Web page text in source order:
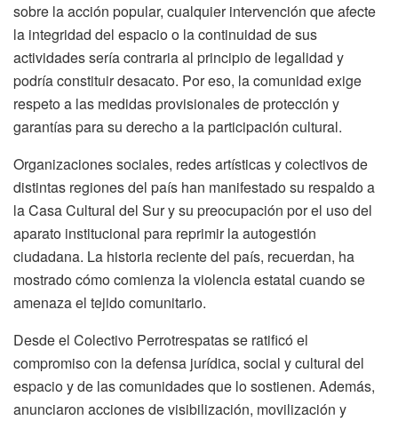
sobre la acción popular, cualquier intervención que afecte
la integridad del espacio o la continuidad de sus
actividades sería contraria al principio de legalidad y
podría constituir desacato. Por eso, la comunidad exige
respeto a las medidas provisionales de protección y
garantías para su derecho a la participación cultural.
Organizaciones sociales, redes artísticas y colectivos de
distintas regiones del país han manifestado su respaldo a
la Casa Cultural del Sur y su preocupación por el uso del
aparato institucional para reprimir la autogestión
ciudadana. La historia reciente del país, recuerdan, ha
mostrado cómo comienza la violencia estatal cuando se
amenaza el tejido comunitario.
Desde el Colectivo Perrotrespatas se ratificó el
compromiso con la defensa jurídica, social y cultural del
espacio y de las comunidades que lo sostienen. Además,
anunciaron acciones de visibilización, movilización y